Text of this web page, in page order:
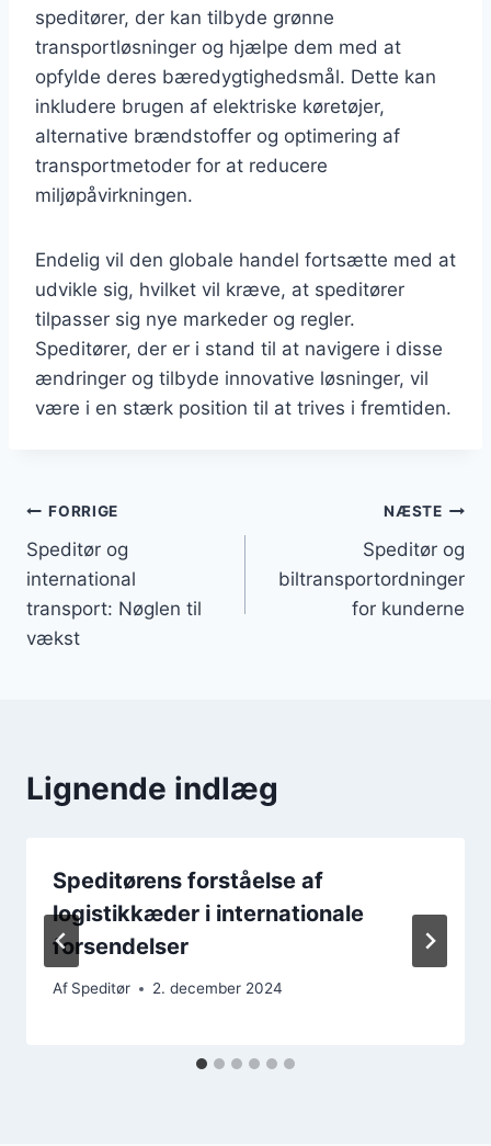
speditører, der kan tilbyde grønne
transportløsninger og hjælpe dem med at
opfylde deres bæredygtighedsmål. Dette kan
inkludere brugen af elektriske køretøjer,
alternative brændstoffer og optimering af
transportmetoder for at reducere
miljøpåvirkningen.
Endelig vil den globale handel fortsætte med at
udvikle sig, hvilket vil kræve, at speditører
tilpasser sig nye markeder og regler.
Speditører, der er i stand til at navigere i disse
ændringer og tilbyde innovative løsninger, vil
være i en stærk position til at trives i fremtiden.
Indlægsnavigation
FORRIGE
Speditør og
international
transport: Nøglen til
vækst
NÆSTE
Speditør og
biltransportordninger
for kunderne
Lignende indlæg
Speditørens forståelse af
logistikkæder i internationale
forsendelser
Af Speditør 2. december 2024